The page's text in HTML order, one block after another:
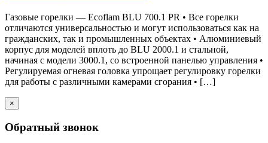
Газовые горелки — Ecoflam BLU 700.1 PR • Все горелки
отличаются универсальностью и могут использоваться как на
гражданских, так и промышленных объектах • Алюминиевый
корпус для моделей вплоть до BLU 2000.1 и стальной,
начиная с модели 3000.1, со встроенной панелью управления •
Регулируемая огневая головка упрощает регулировку горелки
для работы с различными камерами сгорания • […]
×
Обратный звонок